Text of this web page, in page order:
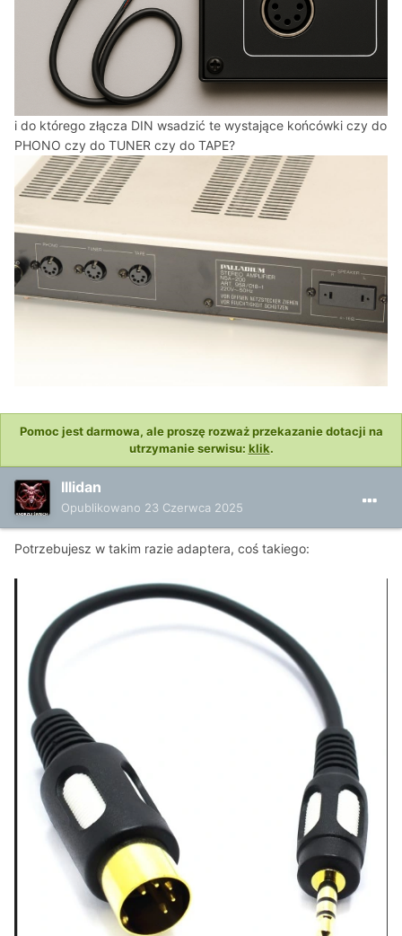
i do którego złącza DIN wsadzić te wystające końcówki czy do
PHONO czy do TUNER czy do TAPE?
Pomoc jest darmowa, ale proszę rozważ przekazanie dotacji na
utrzymanie serwisu: klik.
Illidan
Opublikowano 23 Czerwca 2025
Potrzebujesz w takim razie adaptera, coś takiego: